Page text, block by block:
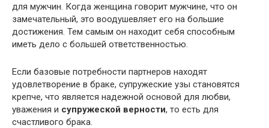
для мужчин. Когда женщина говорит мужчине, что он
замечательный, это воодушевляет его на большие
достижения. Тем самым он находит себя способным
иметь дело с большей ответственностью.
Если базовые потребности партнеров находят
удовлетворение в браке, супружеские узы становятся
крепче, что является надежной основой для любви,
уважения и супружеской верности, то есть для
счастливого брака.